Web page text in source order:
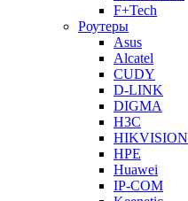
F+Tech
Роутеры
Asus
Alcatel
CUDY
D-LINK
DIGMA
H3C
HIKVISION
HPE
Huawei
IP-COM